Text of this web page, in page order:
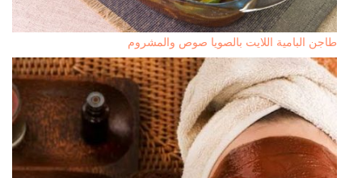
طاجن البامية اللايت بالصويا صوص والمشروم